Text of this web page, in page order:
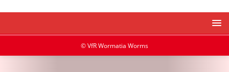
© VfR Wormatia Worms